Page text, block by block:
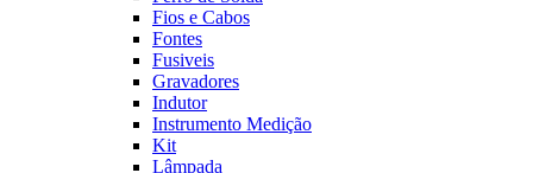
Fios e Cabos
Fontes
Fusiveis
Gravadores
Indutor
Instrumento Medição
Kit
Lâmpada